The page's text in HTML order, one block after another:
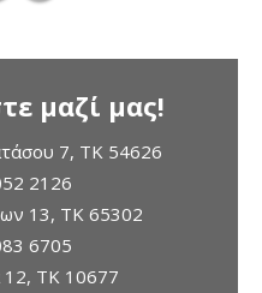
μαζί μας!
7, TK 54626
2126
13, ΤΚ 65302
6705
ΤΚ 10677